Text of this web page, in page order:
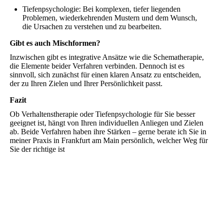
Tiefenpsychologie: Bei komplexen, tiefer liegenden
Problemen, wiederkehrenden Mustern und dem Wunsch,
die Ursachen zu verstehen und zu bearbeiten.
Gibt es auch Mischformen?
Inzwischen gibt es integrative Ansätze wie die Schematherapie,
die Elemente beider Verfahren verbinden. Dennoch ist es
sinnvoll, sich zunächst für einen klaren Ansatz zu entscheiden,
der zu Ihren Zielen und Ihrer Persönlichkeit passt.
Fazit
Ob Verhaltenstherapie oder Tiefenpsychologie für Sie besser
geeignet ist, hängt von Ihren individuellen Anliegen und Zielen
ab. Beide Verfahren haben ihre Stärken – gerne berate ich Sie in
meiner Praxis in Frankfurt am Main persönlich, welcher Weg für
Sie der richtige ist